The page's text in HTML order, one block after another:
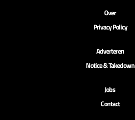
Over
Privacy Policy
Adverteren
Notice & Takedown
Jobs
Contact